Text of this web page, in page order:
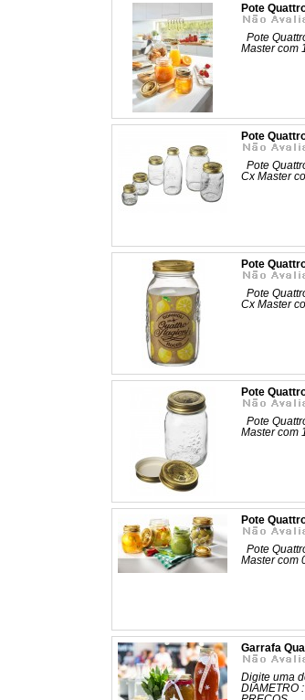
Pote
Pote
Master com
Pote
Pote
Cx Master
Pote
Pote
Cx Master
Pote
Pote
Master com
Pote
Pote
Master com
Garrafa
Digite uma
DIAMETRO